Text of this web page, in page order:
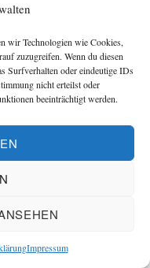
wir Technologien wie Cookies,
zuzugreifen. Wenn du diesen
Surfverhalten oder eindeutige IDs
nicht erteilst oder
beeinträchtigt werden.
Impressum
Willem Voigt sagt zu
Friedrich:
hab‘ ick se
Da hat se
jesagt: Mensch,
jeder ’n Arsch zu
dann stehste
dir ins
dann muß ick